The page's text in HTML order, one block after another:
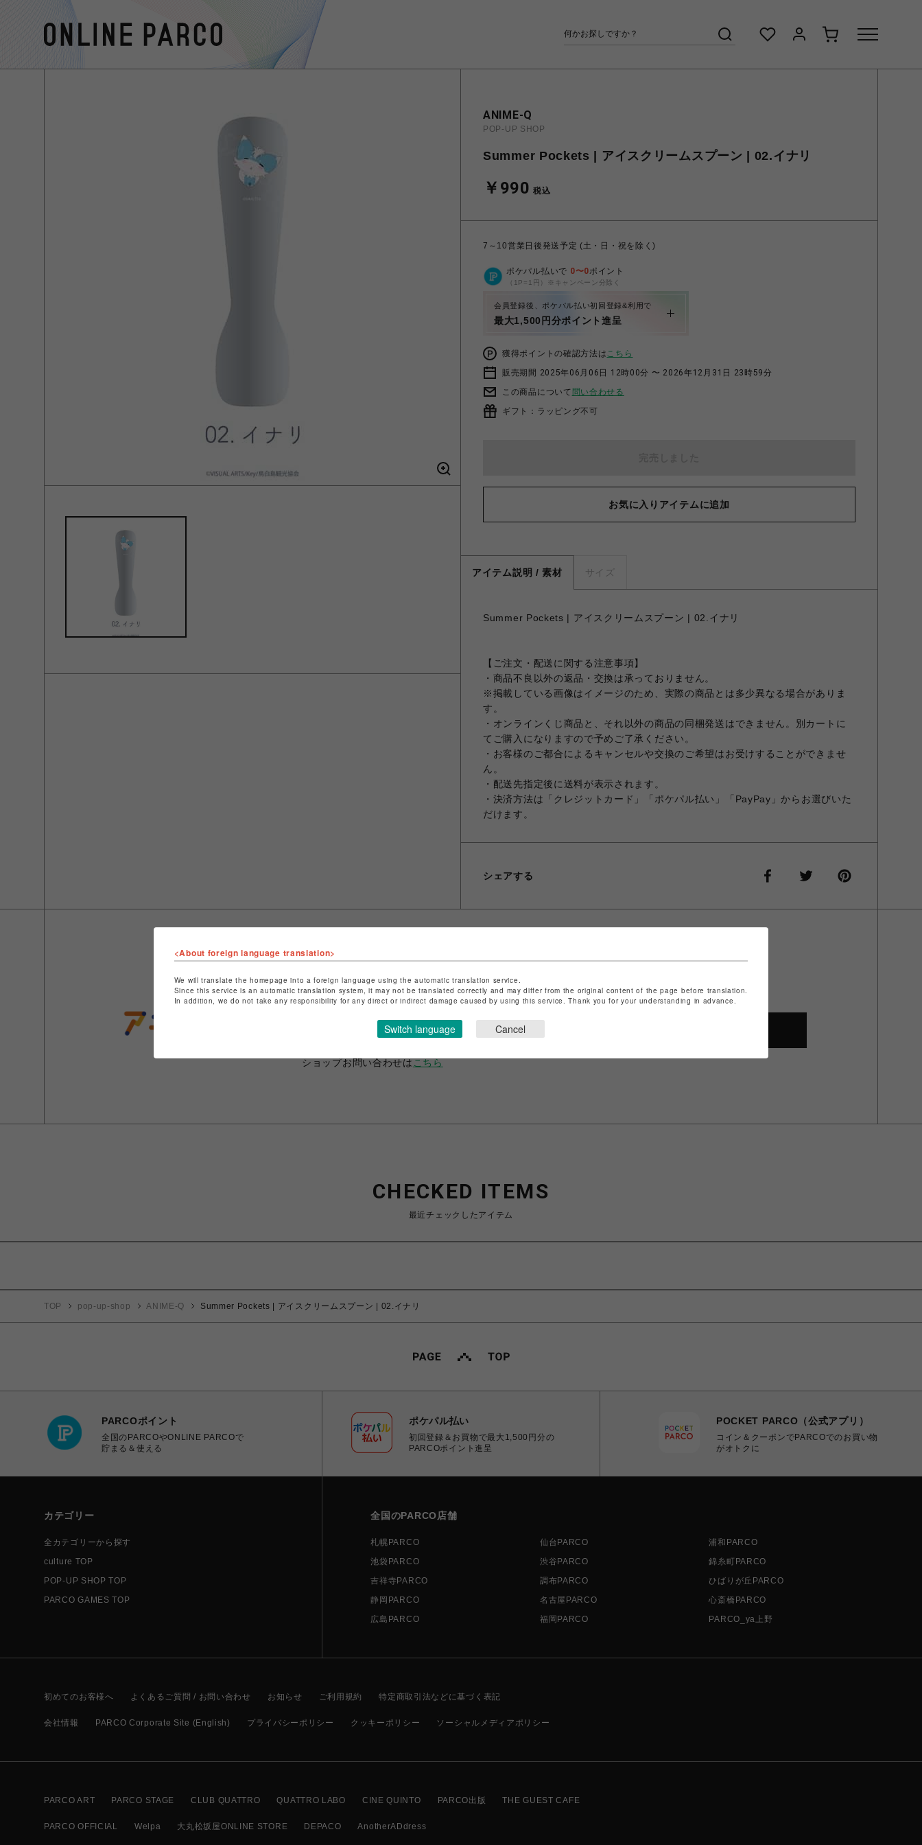
ANIME-Q
POP-UP SHOP
Summer Pockets | アイスクリームスプーン | 02.イナリ
￥990 税込
7～10営業日後発送予定 (土・日・祝を除く)
ポケパル払いで 0〜0ポイント
（1P=1円）※キャンペーン分除く
会員登録後、ポケパル払い初回登録&利用で
最大1,500円分ポイント進呈
獲得ポイントの確認方法はこちら
販売期間 2025年06月06日 12時00分 〜 2026年12月31日 23時59分
この商品について 問い合わせる
ギフト：ラッピング不可
お気に入りアイテムに追加
アイテム説明 / 素材 サイズ
Summer Pockets | アイスクリームスプーン | 02.イナリ
【ご注文・配送に関する注意事項】
・商品不良以外の返品・交換は承っておりません。
※掲載している画像はイメージのため、実際の商品とは多少異なる場合がありま
す。
・オンラインくじ商品と、それ以外の商品の同梱発送はできません。別カートに
てご購入になりますので予めご了承ください。
・お客様のご都合によるキャンセルや交換のご希望はお受けすることができませ
ん。
・配送先指定後に送料が表示されます。
・決済方法は「クレジットカード」「ポケパル払い」「PayPay」からお選びいた
だけます。
シェアする
ショップ名
ANIME-Q
ショップお問い合わせは こちら
CHECKED ITEMS
最近チェックしたアイテム
TOP pop-up-shop ANIME-Q Summer Pockets | アイスクリームスプーン | 02.イナリ
PARCOポイント
全国のPARCOやONLINE PARCOで
貯まる＆使える
ポケパル払い
初回登録＆お買物で最大1,500円分の
PARCOポイント進呈
POCKET PARCO（公式アプリ）
コイン＆クーポンでPARCOでのお買い物
がオトクに
カテゴリー
全カテゴリーから探す
culture TOP
POP-UP SHOP TOP
PARCO GAMES TOP
全国のPARCO店舗
札幌PARCO 仙台PARCO
浦和PARCO
池袋PARCO
渋谷PARCO
錦糸町PARCO
吉祥寺PARCO
調布PARCO
ひばりが丘PARCO
静岡PARCO
名古屋PARCO
心斎橋PARCO
広島PARCO
福岡PARCO PARCO_ya上野
初めてのお客様へ よくあるご質問 / お問い合わせ お知らせ ご利用規約 特定商取引法などに基づく表記
会社情報 PARCO Corporate Site (English) プライバシーポリシー クッキーポリシー ソーシャルメディアポリシー
PARCO ART PARCO STAGE CLUB QUATTRO QUATTRO LABO CINE QUINTO PARCO出版 THE GUEST CAFE
PARCO OFFICIAL Welpa 大丸松坂屋ONLINE STORE DEPACO AnotherADdress
<About foreign language translation>
We will translate the homepage into a foreign language using the automatic translation service.
Since this service is an automatic translation system, it may not be translated correctly and may differ from the original content of the page before translation.
In addition, we do not take any responsibility for any direct or indirect damage caused by using this service. Thank you for your understanding in advance.
Switch language Cancel